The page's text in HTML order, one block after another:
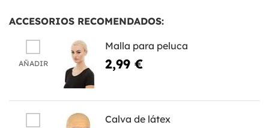
ACCESORIOS RECOMENDADOS:
AÑADIR
Malla para peluca
2,99 €
Calva de látex